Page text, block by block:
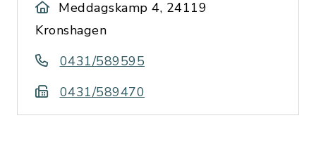
Meddagskamp 4, 24119
Kronshagen
0431/589595
0431/589470